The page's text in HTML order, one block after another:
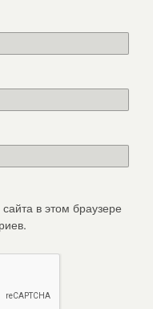
в этом браузере